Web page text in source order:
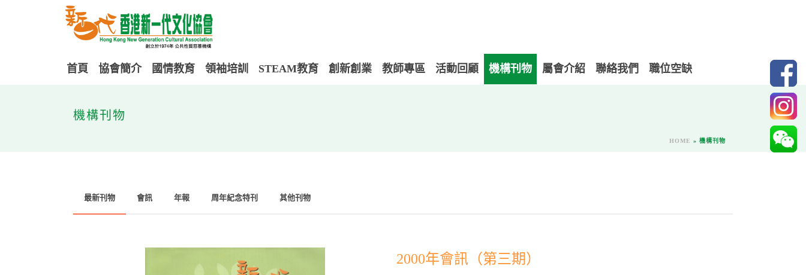
首頁 協會簡介 國情教育 領袖培訓 STEAM教育 創新創業 教師專區 活動回顧 機構刊物 屬會介紹 聯絡我們 職位空缺
機構刊物
HOME » 機構刊物
最新刊物 會訊 年報 周年紀念特刊 其他刊物
2000年會訊（第三期）